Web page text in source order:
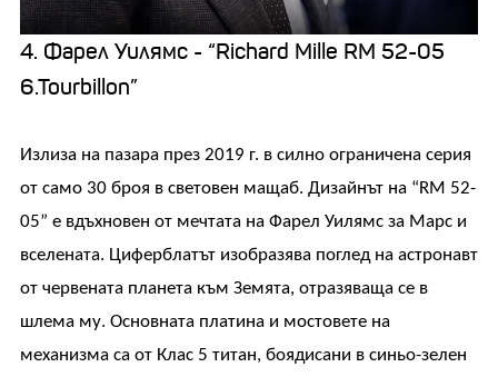
4. Фарел Уилямс - “Richard Mille RM 52-05
6.Tourbillon”
Излиза на пазара през 2019 г. в силно ограничена серия
от само 30 броя в световен мащаб. Дизайнът на “RM 52-
05” е вдъхновен от мечтата на Фарел Уилямс за Марс и
вселената. Циферблатът изобразява поглед на астронавт
от червената планета към Земята, отразяваща се в
шлема му. Основната платина и мостовете на
механизма са от Клас 5 титан, боядисани в синьо-зелен